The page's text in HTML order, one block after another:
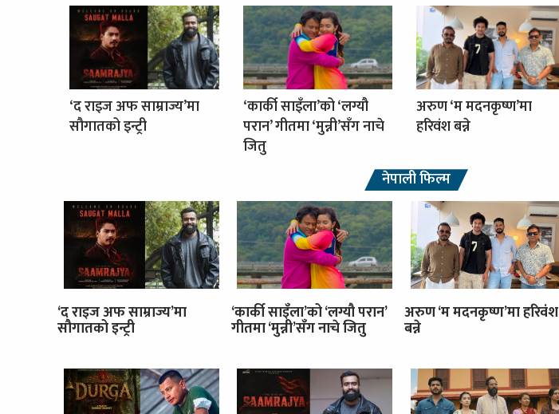
‘द राइज अफ साम्राज्य’मा
सौगातको इन्ट्री
‘कार्की साइँला’को ‘लग्यौ
परान’ गीतमा ‘मुन्नी’सँग नाचे
जितु
अरुण ‘म मदनकृष्ण’मा
हरिवंश बन्ने
नेपाली फिल्म
‘द राइज अफ साम्राज्य’मा
सौगातको इन्ट्री
‘कार्की साइँला’को ‘लग्यौ परान’
गीतमा ‘मुन्नी’सँग नाचे जितु
अरुण ‘म मदनकृष्ण’मा हरिवंश
बन्ने